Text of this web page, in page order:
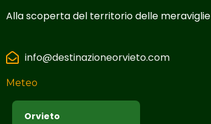
Alla scoperta del territorio delle meraviglie
info@destinazioneorvieto.com
Meteo
Orvieto